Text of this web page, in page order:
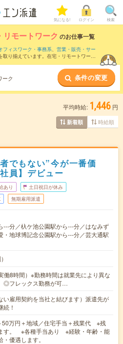
気になる! ログイン 検索
リモートワーク のお仕事一覧
フィスワーク・事務系、 営業・販売・サー
取り揃えています。在宅・リモートワーク
ーク 条件の変更
平均時給: 1,446 円
新着順 時給順
でもない”今が一番価
員】デビュー
あり 土日祝日が休み
無期雇用派遣
---分／杁ケ池公園駅から---分／はなみず
・地球博記念公園駅から---分／芸大通駅
働8時間）※勤務時間は就業先により異な
◎フレックス勤務が可…
い雇用契約を当社と結びます）派遣先が
！
50万円＋地域／住宅手当＋残業代 ※残
す。 ※各種手当あり ※経験・年齢・能
優遇します。